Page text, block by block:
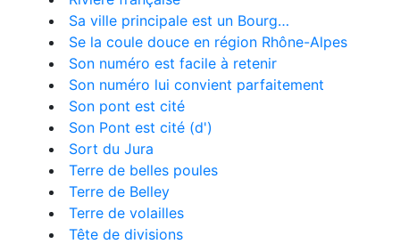
Sa ville principale est un Bourg…
Se la coule douce en région Rhône-Alpes
Son numéro est facile à retenir
Son numéro lui convient parfaitement
Son pont est cité
Son Pont est cité (d')
Sort du Jura
Terre de belles poules
Terre de Belley
Terre de volailles
Tête de divisions